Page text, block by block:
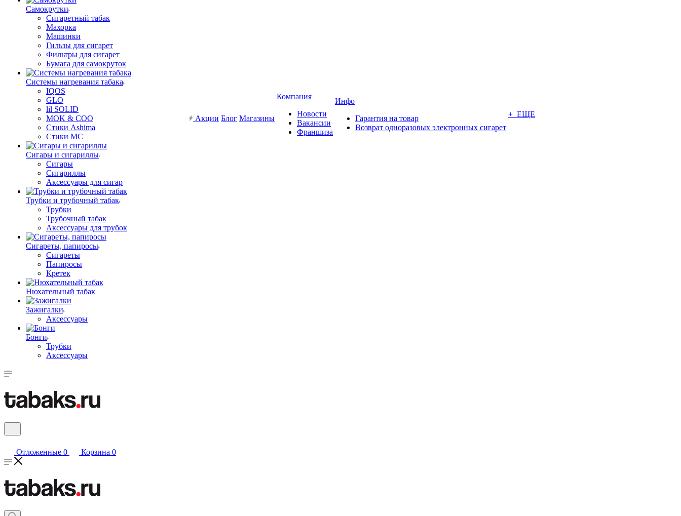
Самокрутки
Сигаретный табак
Махорка
Машинки
Гильзы для сигарет
Фильтры для сигарет
Бумага для самокруток
Системы нагревания табака
IQOS
GLO
lil SOLID
MOK & COO
Стики Ashima
Стики MC
Сигары и сигариллы
Сигары
Сигариллы
Аксессуары для сигар
Трубки и трубочный табак
Трубки
Трубочный табак
Аксессуары для трубок
Сигареты, папиросы
Сигареты
Папиросы
Кретек
Нюхательный табак
Зажигалки
Аксессуары
Бонги
Трубки
Аксессуары
Акции Блог Магазины
Компания
Новости
Вакансии
Франшиза
Инфо
Гарантия на товар
Возврат одноразовых электронных сигарет
+ ЕЩЕ
Отложенные 0 Корзина 0